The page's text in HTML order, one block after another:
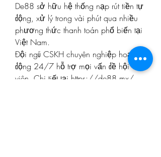
De88 sở hữu hệ thống nạp rút tiền tự
động, xử lý trong vài phút qua nhiều
phương thức thanh toán phổ biến tại
Việt Nam.
Đội ngũ CSKH chuyên nghiệp hoạt
động 24/7 hỗ trợ mọi vấn đề hội
viên. Chi tiết tại https://de88.mx/